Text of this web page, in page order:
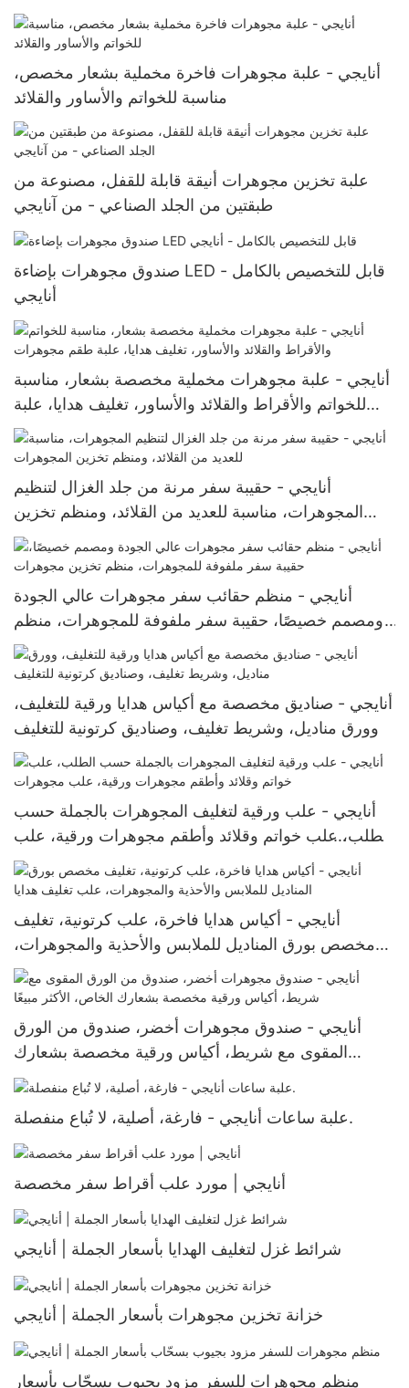
أنايجي - علبة مجوهرات فاخرة مخملية بشعار مخصص،
مناسبة للخواتم والأساور والقلائد
علبة تخزين مجوهرات أنيقة قابلة للقفل، مصنوعة من
طبقتين من الجلد الصناعي - من آنايجي
صندوق مجوهرات بإضاءة LED قابل للتخصيص بالكامل -
أنايجي
أنايجي - علبة مجوهرات مخملية مخصصة بشعار، مناسبة
للخواتم والأقراط والقلائد والأساور، تغليف هدايا، علبة
طقم مجوهرات
أنايجي - حقيبة سفر مرنة من جلد الغزال لتنظيم
المجوهرات، مناسبة للعديد من القلائد، ومنظم تخزين
المجوهرات
أنايجي - منظم حقائب سفر مجوهرات عالي الجودة
ومصمم خصيصًا، حقيبة سفر ملفوفة للمجوهرات، منظم
تخزين مجوهرات
أنايجي - صناديق مخصصة مع أكياس هدايا ورقية للتغليف،
وورق مناديل، وشريط تغليف، وصناديق كرتونية للتغليف
أنايجي - علب ورقية لتغليف المجوهرات بالجملة حسب
الطلب، علب خواتم وقلائد وأطقم مجوهرات ورقية، علب
مجوهرات
أنايجي - أكياس هدايا فاخرة، علب كرتونية، تغليف
مخصص بورق المناديل للملابس والأحذية والمجوهرات،
علب تغليف هدايا
أنايجي - صندوق مجوهرات أخضر، صندوق من الورق
المقوى مع شريط، أكياس ورقية مخصصة بشعارك
الخاص، الأكثر مبيعًا
علبة ساعات أنايجي - فارغة، أصلية، لا تُباع منفصلة.
أنايجي | مورد علب أقراط سفر مخصصة
شرائط غزل لتغليف الهدايا بأسعار الجملة | أنايجي
خزانة تخزين مجوهرات بأسعار الجملة | أنايجي
منظم مجوهرات للسفر مزود بجيوب بسحّاب بأسعار